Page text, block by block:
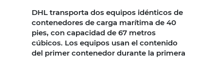
DHL transporta dos equipos idénticos de
contenedores de carga marítima de 40
pies, con capacidad de 67 metros
cúbicos. Los equipos usan el contenido
del primer contenedor durante la primera